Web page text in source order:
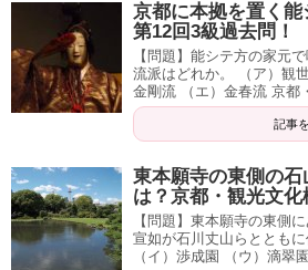
京都に本拠を置く
第12回3級過去問！
【問題】能シテ方の家元
流派はどれか。 （ア）観
金剛流 （エ）金春流 京都
記事
東本願寺の東側の
は？京都・観光文化
【問題】東本願寺の東
宣如が石川丈山らととも
（イ）渉成園 （ウ）滴翠園